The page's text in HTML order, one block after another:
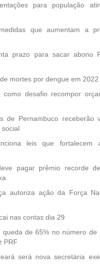
para população
que aumentam a
prazo para sacar abono
mortes por dengue em 2022
como desafio recompor
de Pernambuco receberão
social
leis que fortalecem
pagar prêmio recorde
autoriza ação da Força
nas contas dia 29
queda de 65% no número de
PRF
será nova secretária